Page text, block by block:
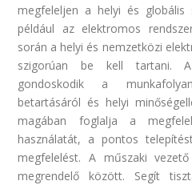
megfeleljen a helyi és globális
például az elektromos
során a helyi és nemzetközi
szigorúan be kell tartani.
gondoskodik a
betartásáról és helyi
magában foglalja a
használatát, a pontos
megfelelést. A műszaki
megrendelő között. Segít